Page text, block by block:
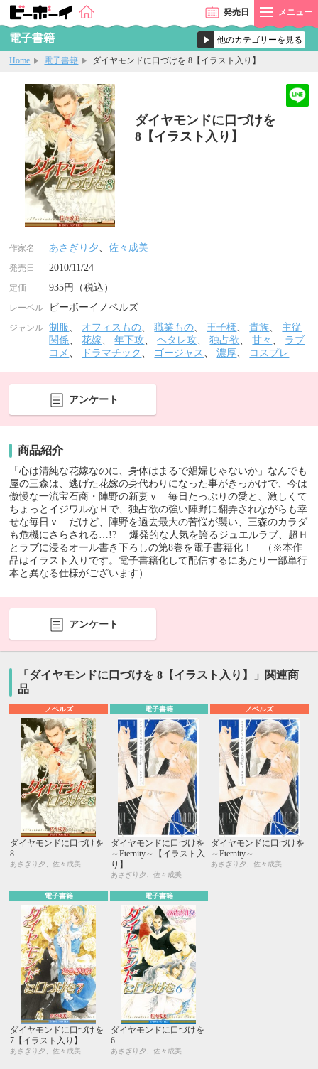
発売日 メニュー
電子書籍
Home 電子書籍 ダイヤモンドに口づけを 8【イラスト入り】
ダイヤモンドに口づけを
8【イラスト入り】
作家名 あさぎり夕、佐々成美
発売日 2010/11/24
定価 935円（税込）
レーベル ビーボーイノベルズ
ジャンル 制服、 オフィスもの、職業もの、 王子様、貴族、 主従
関係、花嫁、年下攻、ヘタレ攻、独占欲、甘々 、 ラブ
コメ 、 ドラマチック 、 ゴージャス 、濃厚、 コスプレ
アンケート
商品紹介
「心は清純な花嫁なのに、身体はまるで娼婦じゃないか」なんでも
屋の三森は、逃げた花嫁の身代わりになった事がきっかけで、今は
傲慢な一流宝石商・陣野の新妻ｖ 毎日たっぷりの愛と、激しくて
ちょっとイジワルなＨで、独占欲の強い陣野に翻弄されながらも幸
せな毎日ｖ だけど、陣野を過去最大の苦悩が襲い、三森のカラダ
も危機にさらされる…!? 爆発的な人気を誇るジュエルラブ、超Ｈ
とラブに浸るオール書き下ろしの第8巻を電子書籍化！ （※本作
品はイラスト入りです。電子書籍化して配信するにあたり一部単行
本と異なる仕様がございます）
アンケート
「ダイヤモンドに口づけを 8【イラスト入り】」関連商
品
ノベルズ
ダイヤモンドに口づけを
8
あさぎり夕、佐々成美
電子書籍
ダイヤモンドに口づけを
～Eternity～【イラスト入
り】
あさぎり夕、佐々成美
ノベルズ
ダイヤモンドに口づけを
～Eternity～
あさぎり夕、佐々成美
電子書籍
ダイヤモンドに口づけを
7【イラスト入り】
あさぎり夕、佐々成美
電子書籍
ダイヤモンドに口づけを
6
あさぎり夕、佐々成美